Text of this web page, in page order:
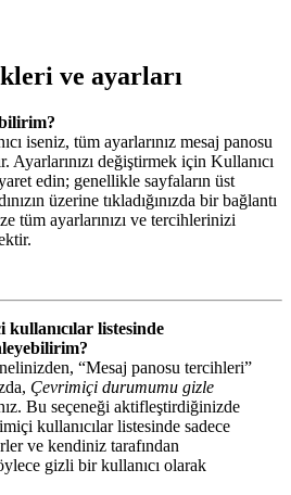
ve ayarları
iseniz, tüm ayarlarınız mesaj panosu
Ayarlarınızı değiştirmek için Kullanıcı
edin; genellikle sayfaların üst
üzerine tıkladığınızda bir bağlantı
tüm ayarlarınızı ve tercihlerinizi
kullanıcılar listesinde
“Mesaj panosu tercihleri”
Çevrimiçi durumumu gizle
Bu seçeneği aktifleştirdiğinizde
kullanıcılar listesinde sadece
ve kendiniz tarafından
gizli bir kullanıcı olarak